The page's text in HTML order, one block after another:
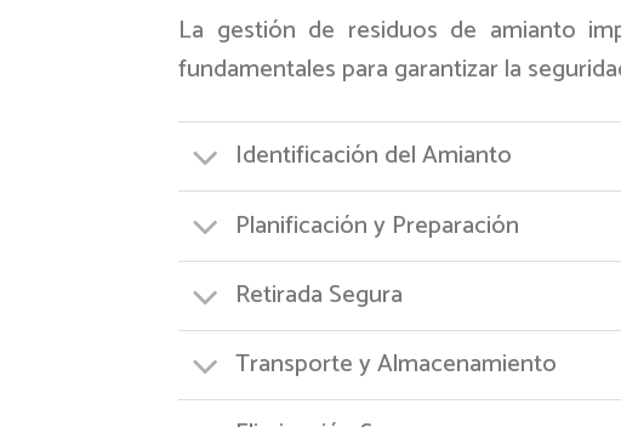
La gestión de residuos de amianto
fundamentales para garantizar la
Identificación del Amianto
Planificación y Preparación
Retirada Segura
Transporte y Almacenamiento